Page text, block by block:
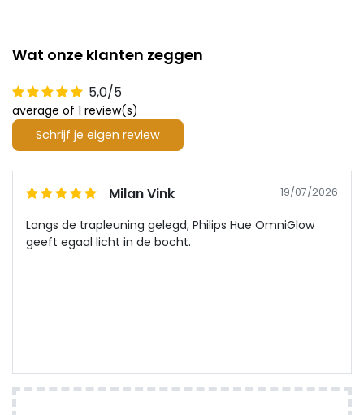
Wat onze klanten zeggen
5,0/5
average of 1 review(s)
Schrijf je eigen review
Milan Vink 19/07/2026
Langs de trapleuning gelegd; Philips Hue OmniGlow
geeft egaal licht in de bocht.